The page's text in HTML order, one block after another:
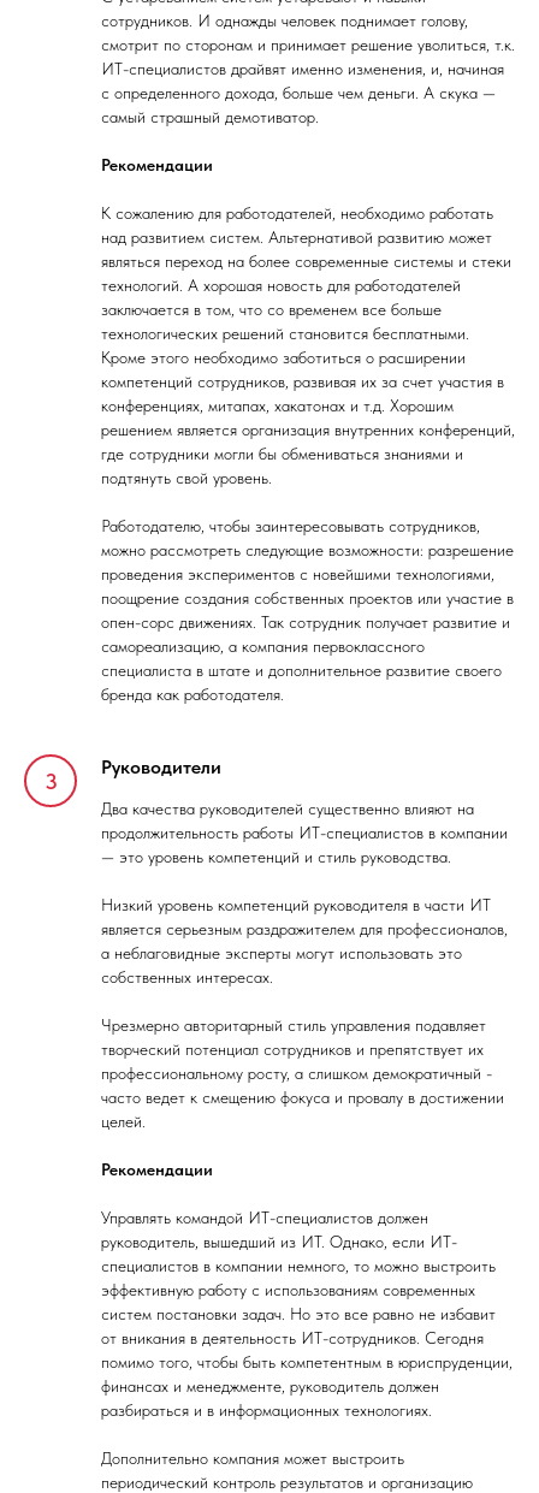
сотрудников. И однажды человек поднимает голову,
смотрит по сторонам и принимает решение уволиться, т.к.
ИТ-специалистов драйвят именно изменения, и, начиная
с определенного дохода, больше чем деньги. А скука —
самый страшный демотиватор.
Рекомендации
К сожалению для работодателей, необходимо работать
над развитием систем. Альтернативой развитию может
являться переход на более современные системы и стеки
технологий. А хорошая новость для работодателей
заключается в том, что со временем все больше
технологических решений становится бесплатными.
Кроме этого необходимо заботиться о расширении
компетенций сотрудников, развивая их за счет участия в
конференциях, митапах, хакатонах и т.д. Хорошим
решением является организация внутренних конференций,
где сотрудники могли бы обмениваться знаниями и
подтянуть свой уровень.
Работодателю, чтобы заинтересовывать сотрудников,
можно рассмотреть следующие возможности: разрешение
проведения экспериментов с новейшими технологиями,
поощрение создания собственных проектов или участие в
опен-сорс движениях. Так сотрудник получает развитие и
самореализацию, а компания первоклассного
специалиста в штате и дополнительное развитие своего
бренда как работодателя.
Руководители
Два качества руководителей существенно влияют на
продолжительность работы ИТ-специалистов в компании
— это уровень компетенций и стиль руководства.
Низкий уровень компетенций руководителя в части ИТ
является серьезным раздражителем для профессионалов,
а неблаговидные эксперты могут использовать это
собственных интересах.
Чрезмерно авторитарный стиль управления подавляет
творческий потенциал сотрудников и препятствует их
профессиональному росту, а слишком демократичный -
часто ведет к смещению фокуса и провалу в достижении
целей.
Рекомендации
Управлять командой ИТ-специалистов должен
руководитель, вышедший из ИТ. Однако, если ИТ-
специалистов в компании немного, то можно выстроить
эффективную работу с использованиям современных
систем постановки задач. Но это все равно не избавит
от вникания в деятельность ИТ-сотрудников. Сегодня
помимо того, чтобы быть компетентным в юриспруденции,
финансах и менеджменте, руководитель должен
разбираться и в информационных технологиях.
Дополнительно компания может выстроить
периодический контроль результатов и организацию